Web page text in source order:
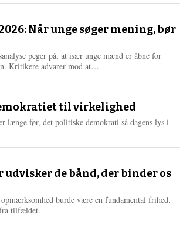
e
Når unge søger mening, bør
peger på, at især unge mænd er åbne for
Kritikere advarer mod at…
e
r
til virkelighed
længe før, det politiske demokrati så dagens lys i
udvisker de bånd, der binder os
burde være en fundamental frihed.
tilfældet.